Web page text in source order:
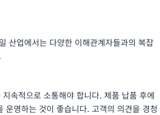
산업에서는 다양한 이해관계자들과의 복잡
속적으로 소통해야 합니다. 제품 납품 후에
영하는 것이 좋습니다. 고객의 의견을 경청